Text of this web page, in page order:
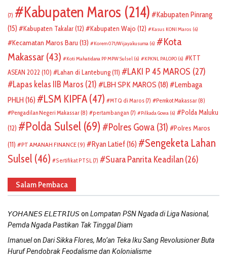
(7) Kabupaten Maros (214)
Kabupaten Pinrang
(15)
Kabupaten Takalar(12) Kabupaten Wajo (12) Kasus KONI Maros (6)
Kecamatan Maros Baru (13) Korem 071/Wijayakusuma (6)
Kota
Makassar (43) Koti Mahatidana PP MPW Sulsel (6) KPKNL PALOPO (6)
KTT
ASEAN 2022 (10) Lahan di Lantebung(11) LAKI P 45 MAROS (27)
Lapas kelas IIB Maros (21) LBH SPK MAROS (18)
Lembaga
PHLH (16) LSM KIPFA (47) MTQ di Maros (7) Pemkot Makassar (8)
Pengadilan Negeri Makassar (8) pertambangan (7) Pilkada Gowa (6)
Polda Maluku
(12)
Polda Sulsel (69) Polres Gowa (31)
Polres Maros
(11)
PT AMANAH FINANCE(9) Ryan Latief(16)
Sengeketa Lahan
Sulsel (46) Sertifikat PTSL (7) Suara Panrita Keadilan(26)
Salam Pembaca
𝘠𝘖𝘏𝘈𝘕𝘌𝘚 𝘌𝘓𝘌𝘛𝘙𝘐𝘜𝘚on Lompatan PSN Ngada di Liga Nasional,
Pemda Ngada Pastikan Tak Tinggal Diam
Imanuelon Dari Sikka Flores, Mo’an Teka Iku Sang Revolusioner Buta
Huruf Pendobrak Feodalisme dan Kolonialisme